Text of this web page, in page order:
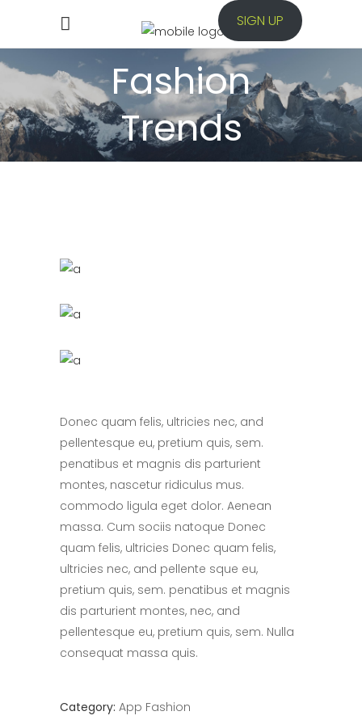
SIGN UP
Fashion
Trends
Donec quam felis, ultricies nec, and
pellentesque eu, pretium quis, sem.
penatibus et magnis dis parturient
montes, nascetur ridiculus mus.
commodo ligula eget dolor. Aenean
massa. Cum sociis natoque Donec
quam felis, ultricies Donec quam felis,
ultricies nec, and pellente sque eu,
pretium quis, sem. penatibus et magnis
dis parturient montes, nec, and
pellentesque eu, pretium quis, sem. Nulla
consequat massa quis.
Category: App Fashion